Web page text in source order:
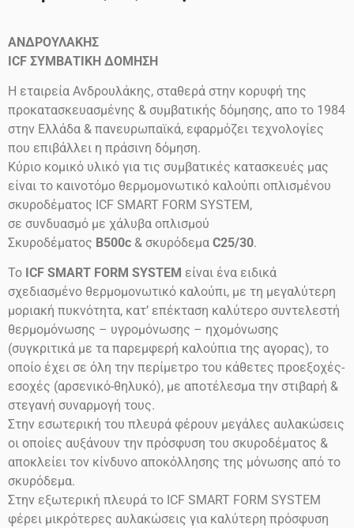
ΑΝΔΡΟΥΛΑΚΗΣ
ICF ΣΥΜΒΑΤΙΚΗ ΔΟΜΗΣΗ
Η εταιρεία Ανδρουλάκης, σταθερά στην κορυφή της
προκατασκευασμένης & συμβατικής δόμησης, απο το 1984
στην Ελλάδα & πανευρωπαϊκά, εφαρμόζει τεχνολογίες
που επιβάλλει η πράσινη δόμηση.
Κύριο κομικό υλικό για τις συμβατικές κατασκευές μας
είναι το καινοτόμο θερμομονωτικό καλούπι οπλισμένου
σκυροδέματος ICF SMART FORM SYSTEM,
σε συνδυασμό με χάλυβα οπλισμού
Σκυροδέματος B500c & σκυρόδεμα C25/30.
Το ICF SMART FORM SYSTEM είναι ένα ειδικά
σχεδιασμένο θερμομονωτικό καλούπι, με τη μεγαλύτερη
μοριακή πυκνότητα, κατ’ επέκταση καλύτερο συντελεστή
θερμομόνωσης – υγρομόνωσης – ηχομόνωσης
(συγκριτικά με τα παρεμφερή καλούπια της αγορας), το
οποίο έχει σε όλη την περίμετρο του κάθετες προεξοχές-
εσοχές (αρσενικό-θηλυκό), με αποτέλεσμα την στιβαρή &
στεγανή συναρμογή τους.
Στην εσωτερική του πλευρά φέρουν μεγάλες αυλακώσεις
οι οποίες αυξάνουν την πρόσφυση του σκυροδέματος &
αποκλείει τον κίνδυνο αποκόλλησης της μόνωσης από το
σκυρόδεμα.
Στην εξωτερική πλευρά το ICF SMART FORM SYSTEM
φέρει μικρότερες αυλακώσεις για καλύτερη πρόσφυση